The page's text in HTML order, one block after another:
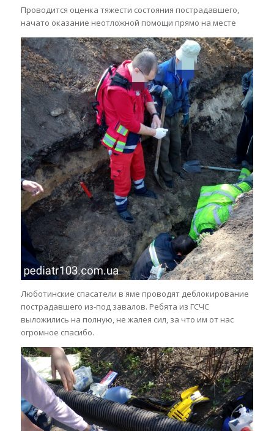
Проводится оценка тяжести состояния пострадавшего,
начато оказание неотложной помощи прямо на месте
Люботинские спасатели в яме проводят деблокирование
пострадавшего из-под завалов. Ребята из ГСЧС
выложились на полную, не жалея сил, за что им от нас
огромное спасибо.